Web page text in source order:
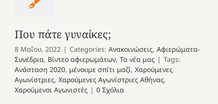
Που πάτε γυναίκες;
8 Μαΐου, 2022 | Categories: Ανακοινώσεις, Αφιερώματα-
Συνέδρια, Βίντεο αφιερωμάτων, Τα νέα μας | Tags:
Ανάσταση 2020, μένουμε σπίτι μαζί, Χαρούμενες
Αγωνίστριες, Χαρούμενες Αγωνίστριες Αθήνας,
Χαρούμενοι Αγωνιστές | 0 Σχόλια